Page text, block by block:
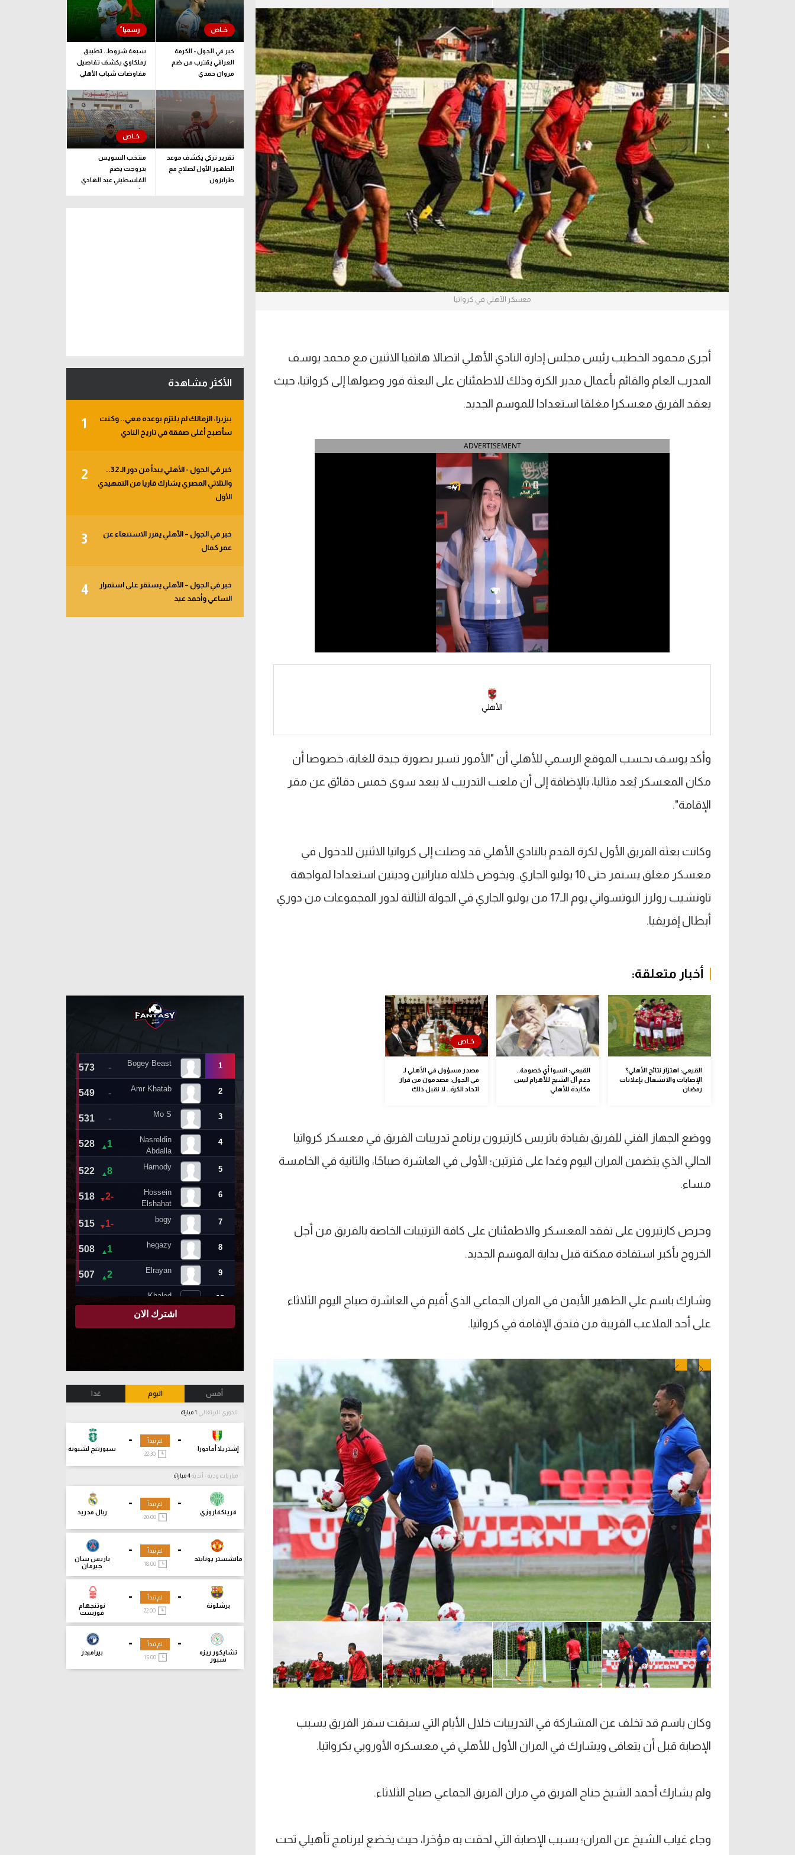
آراء حرة
ركن الألعاب
الدوري السعودي للمحترفين
دوري أبطال أوروبا
دوري أبطال إفريقيا
كل البطولات
دوري أبطال أوروبا
القسم الثاني
رياضات أخرى
آسيا
أمريكا
ركن الألعاب
معسكر الأهلي في كرواتيا
أجرى محمود الخطيب رئيس مجلس إدارة النادي الأهلي اتصالا هاتفيا الاثنين مع محمد يوسف
المدرب العام والقائم بأعمال مدير الكرة وذلك للاطمئنان على البعثة فور وصولها إلى كرواتيا، حيث
يعقد الفريق معسكرا مغلقا استعدادا للموسم الجديد.
ADVERTISEMENT
الأهلي
وأكد يوسف بحسب الموقع الرسمي للأهلي أن "الأمور تسير بصورة جيدة للغاية، خصوصا أن
مكان المعسكر يُعد مثاليا، بالإضافة إلى أن ملعب التدريب لا يبعد سوى خمس دقائق عن مقر
الإقامة".
وكانت بعثة الفريق الأول لكرة القدم بالنادي الأهلي قد وصلت إلى كرواتيا الاثنين للدخول في
معسكر مغلق يستمر حتى 10 يوليو الجاري. ويخوض خلاله مباراتين وديتين استعدادا لمواجهة
تاونشيب رولرز البوتسواني يوم الـ17 من يوليو الجاري في الجولة الثالثة لدور المجموعات من دوري
أبطال إفريقيا.
أخبار متعلقة:
القيعي: اهتزاز نتائج الأهلي؟
الإصابات والانشغال بإعلانات
رمضان
القيعي: انسوا أي خصومة..
دعم آل الشيخ للأهرام ليس
مكايدة للأهلي
مصدر مسؤول في الأهلي لـ
في الجول: مصدمون من قرار
اتحاد الكرة.. لا نقبل ذلك
ووضع الجهاز الفني للفريق بقيادة باتريس كارتيرون برنامج تدريبات الفريق في معسكر كرواتيا
الحالي الذي يتضمن المران اليوم وغدا على فترتين؛ الأولى في العاشرة صباحًا، والثانية في الخامسة
مساء.
وحرص كارتيرون على تفقد المعسكر والاطمئنان على كافة الترتيبات الخاصة بالفريق من أجل
الخروج بأكبر استفادة ممكنة قبل بداية الموسم الجديد.
وشارك باسم علي الظهير الأيمن في المران الجماعي الذي أقيم في العاشرة صباح اليوم الثلاثاء
على أحد الملاعب القريبة من فندق الإقامة في كرواتيا.
وكان باسم قد تخلف عن المشاركة في التدريبات خلال الأيام التي سبقت سفر الفريق بسبب
الإصابة قبل أن يتعافى ويشارك في المران الأول للأهلي في معسكره الأوروبي بكرواتيا.
ولم يشارك أحمد الشيخ جناح الفريق في مران الفريق الجماعي صباح الثلاثاء.
وجاء غياب الشيخ عن المران؛ بسبب الإصابة التي لحقت به مؤخرا، حيث يخضع لبرنامج تأهيلي تحت
خبر في الجول - الكرمة
العراقي يقترب من ضم
مروان حمدي
سبعة شروط.. تطبيق
زملكاوي يكشف تفاصيل
مفاوضات شباب الأهلي
تقرير تركي يكشف موعد
الظهور الأول لصلاح مع
طرابزون
منتخب السويس
بتروجت يضم
الفلسطيني عبد الهادي
راشد
الأكثر مشاهدة
1
بيزيرا: الزمالك لم يلتزم بوعده معي.. وكنت
سأصبح أغلى صفقة في تاريخ النادي
2
خبر في الجول - الأهلي يبدأ من دور الـ 32..
والثلاثي المصري يشارك قاريا من التمهيدي
الأول
3
خبر في الجول – الأهلي يقرر الاستنغاء عن
عمر كمال
4
خبر في الجول – الأهلي يستقر على استمرار
الساعي وأحمد عيد
أمس اليوم غدا
الدوري البرتغالي
-
إشتريلا أمادورا
-
سبورتنج لشبونة
لم تبدأ
22:30
مباريات ودية - أندية
-
فرينكفاروزي
-
ريال مدريد
لم تبدأ
20:00
-
مانشستر يونايتد
-
باريس سان
جيرمان
لم تبدأ
18:00
-
برشلونة
-
نوتنجهام
فورست
لم تبدأ
-
تشايكور ريزه
سبور
-
بيراميدز
لم تبدأ
15:00